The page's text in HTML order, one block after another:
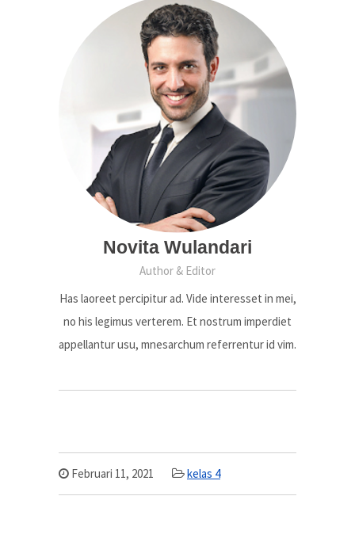
Novita Wulandari
Author & Editor
Has laoreet percipitur ad. Vide interesset in mei,
no his legimus verterem. Et nostrum imperdiet
appellantur usu, mnesarchum referrentur id vim.
Februari 11, 2021 kelas 4